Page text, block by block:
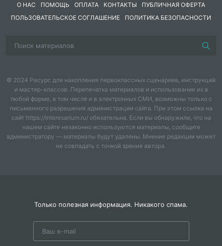
О НАС ПОМОЩЬ ОПЛАТА КОНТАКТЫ
ПУБЛИЧНАЯ ОФЕРТА
ПОЛЬЗОВАТЕЛЬСКОЕ СОГЛАШЕНИЕ
ПОЛИТИКА БЕЗОПАСНОСТИ
© 2024 Ресурс для накопления первоклассных сценариев, инструкций
и мастер-классов. Перепечатка материалов и использование их в
любой форме, в том числе и в электронных СМИ, возможны только с
письменного разрешения администрации сайта. При этом ссылка на
сайт https://interesarium.ru/ обязательна. Если вы обнаружили, что на
нашем сайте незаконно используются материалы, сообщите
администратору — материалы будут удалены. Мнение редакции может
не совпадать с точкой зрения автора.
Только полезная информация. Никакого спама.